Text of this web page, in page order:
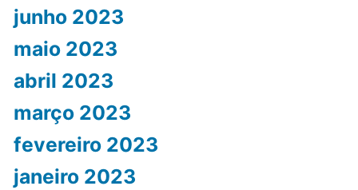
junho 2023
maio 2023
abril 2023
março 2023
fevereiro 2023
janeiro 2023